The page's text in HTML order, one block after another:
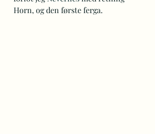
Horn, og den første ferga.